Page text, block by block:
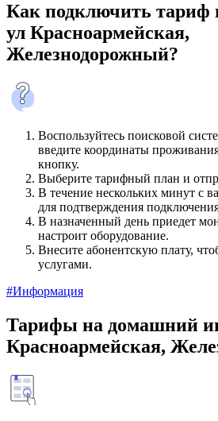
Как подключить тариф
ул Красноармейская,
Железнодорожный?
Воспользуйтесь поисковой
введите координаты
кнопку.
Выберите тарифный план и
В течение нескольких минут с
для подтверждения
В назначенный день приедет
настроит оборудование.
Внесите абонентскую плату,
услугами.
#Информация
Тарифы на домашний
Красноармейская,